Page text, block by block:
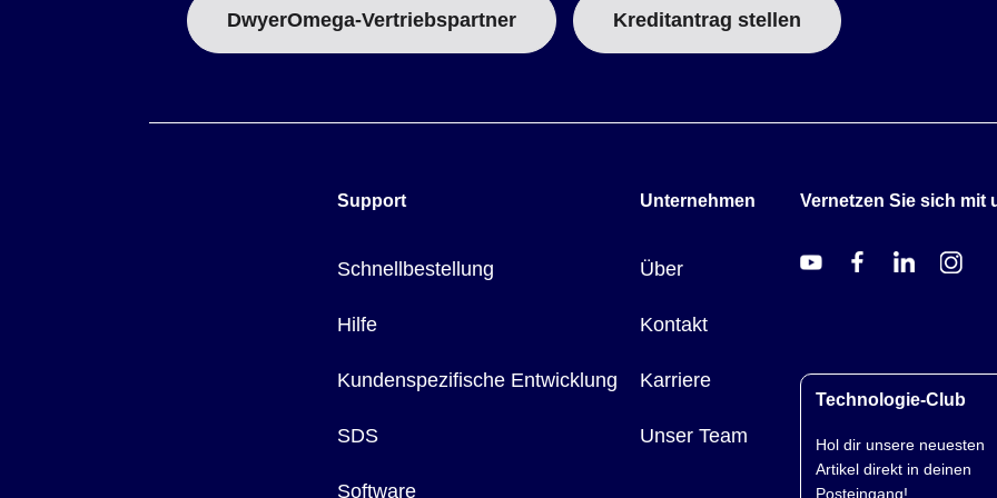
DwyerOmega-Vertriebspartner Kreditantrag stellen
Support
Schnellbestellung
Hilfe
Kundenspezifische Entwicklung
SDS
Software
Unternehmen
Über
Kontakt
Karriere
Unser Team
Vernetzen Sie sich mit
Technologie-Club
Hol dir unsere neuesten
Artikel direkt in deinen
Posteingang!